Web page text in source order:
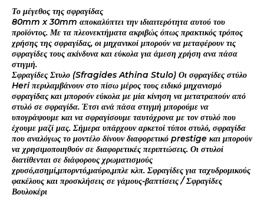
Το μέγεθος της σφραγίδας
80mm x 30mm αποκαλύπτει την ιδιαιτερότητα αυτού του
προϊόντος. Με τα πλεονεκτήματα ακριβώς όπως πρακτικός τρόπος
χρήσης της σφραγίδας, οι μηχανικοί μπορούν να μεταφέρουν τις
σφραγίδες τους ακίνδυνα και εύκολα για άμεση χρήση ανα πάσα
στιγμή.
Σφραγίδες Στυλο (Sfragides Athina Stulo) Οι σφραγίδες στύλο
Heri περιλαμβάνουν στο πίσω μέρος τους ειδικό μηχανισμό
σφραγίδας και μπορούν εύκολα με μία κίνηση να μετατραπούν από
στυλό σε σφραγίδα. Έτσι ανά πάσα στιγμή μπορούμε να
υπογράψουμε και να σφραγίσουμε ταυτόχρονα με τον στυλό που
έχουμε μαζί μας. Σήμερα υπάρχουν αρκετοί τύποι στυλό, σφραγίδα
που αναλόγως το μοντέλο δίνουν διαφορετικό prestige και μπορούν
να χρησιμοποιηθούν σε διαφορετικές περιπτώσεις. Οι στυλοί
διατίθενται σε διάφορους χρωματισμούς
χρυσό,ασημί,μπορντό,μαύρο,μπλε κλπ. Σφραγίδες για ταχυδρομικούς
φακέλους και προσκλήσεις σε γάμους-βαπτίσεις / Σφραγίδες
Βουλοκέρι